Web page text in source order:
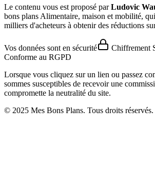
Le contenu vous est proposé parLudovic
bons plans Alimentaire, maison et mobilité,
milliers d'acheteurs à obtenir des réductions
Vos données sont en sécurité
Chiffrement
Conforme au RGPD
Lorsque vous cliquez sur un lien ou passez
sommes susceptibles de recevoir une
compromette la neutralité du site.
© 2025 Mes Bons Plans. Tous droits réservés.